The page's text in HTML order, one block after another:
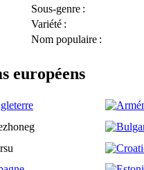
Sous-genre :
Variété :
Nom populaire :
européens